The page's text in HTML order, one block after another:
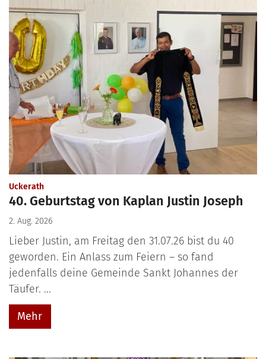
Uckerath:
40. Geburtstag von Kaplan Justin Joseph
2. Aug. 2026
Lieber Justin, am Freitag den 31.07.26 bist du 40
geworden. Ein Anlass zum Feiern – so fand
jedenfalls deine Gemeinde Sankt Johannes der
Täufer. ...
Mehr